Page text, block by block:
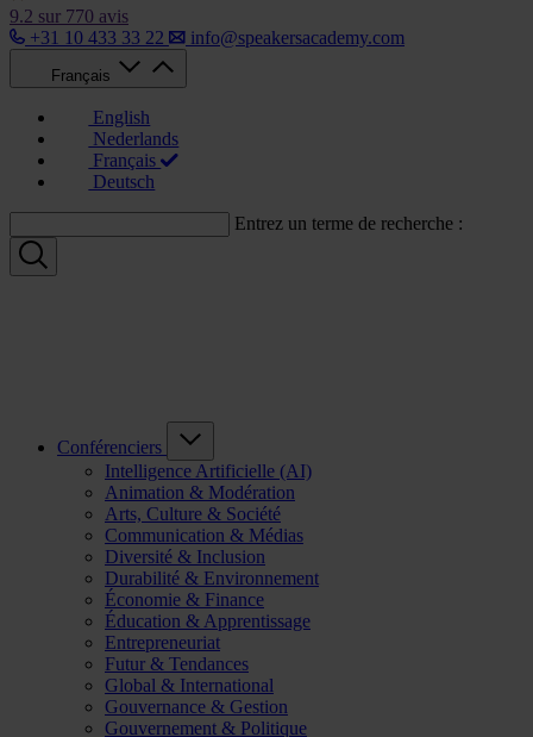
9.2 sur 770 avis
+31 10 433 33 22
info@speakersacademy.com
Français
English
Nederlands
Français
Deutsch
Entrez un terme de recherche :
Conférenciers
Intelligence Artificielle (AI)
Animation & Modération
Arts, Culture & Société
Communication & Médias
Diversité & Inclusion
Durabilité & Environnement
Économie & Finance
Éducation & Apprentissage
Entrepreneuriat
Futur & Tendances
Global & International
Gouvernance & Gestion
Gouvernement & Politique